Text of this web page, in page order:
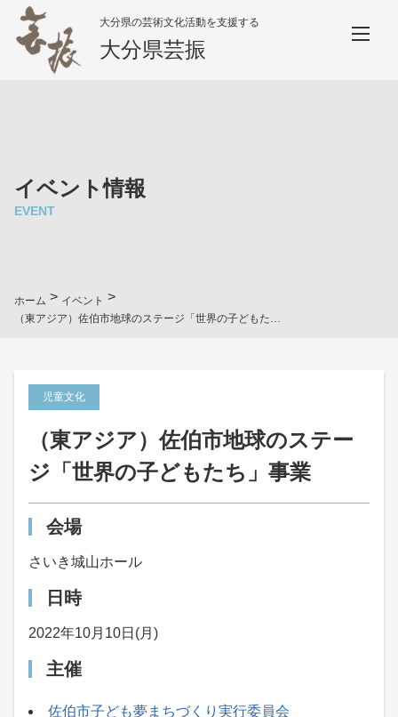
大分県の芸術文化活動を支援する
大分県芸振
イベント情報
EVENT
ホーム > イベント >
（東アジア）佐伯市地球のステージ「世界の子どもたち」事業
児童文化
（東アジア）佐伯市地球のステー
ジ「世界の子どもたち」事業
会場
さいき城山ホール
日時
2022年10月10日(月)
主催
佐伯市子ども夢まちづくり実行委員会